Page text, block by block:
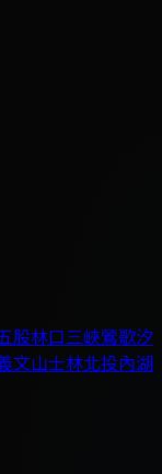
股林口三峽鶯歌汐
文山士林北投內湖